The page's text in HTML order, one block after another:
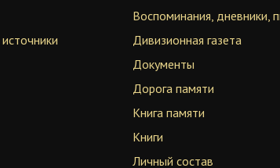
Воспоминания, дневники,
Дивизионная газета
Документы
Дорога памяти
Книга памяти
Книги
Личный состав